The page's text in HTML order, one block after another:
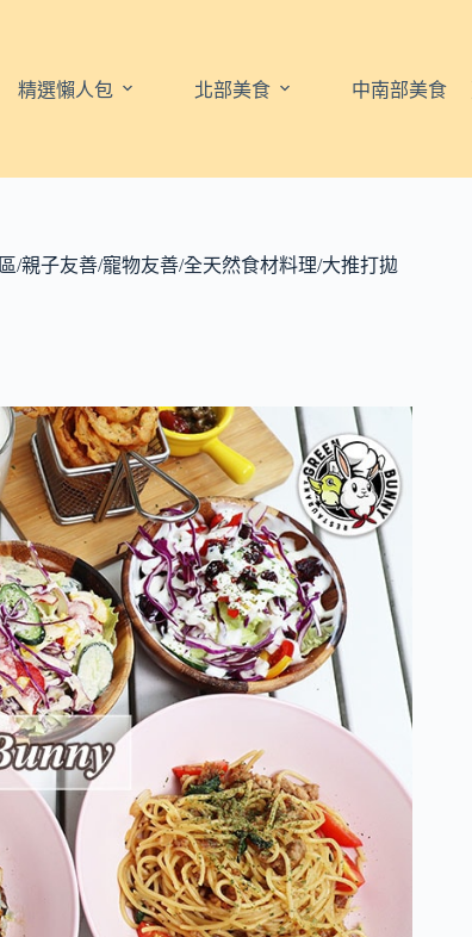
精選懶人包 北部美食 中南部美食
/親子友善/寵物友善/全天然食材料理/大推打拋